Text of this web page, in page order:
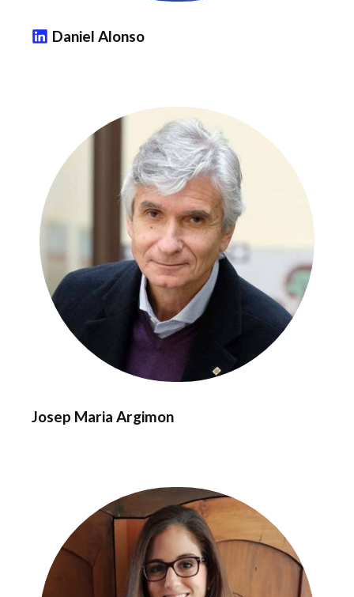
Daniel Alonso
Josep Maria Argimon